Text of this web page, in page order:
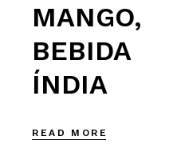
MANGO,
BEBIDA
ÍNDIA
READ MORE